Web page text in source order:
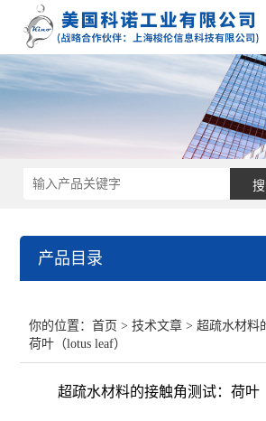
产品目录
表面张力仪
界面张力仪
你的位置：首页 >技术文章 > 超疏水材料
荷叶（lotus leaf）
超疏水材料的接触角测试：荷叶